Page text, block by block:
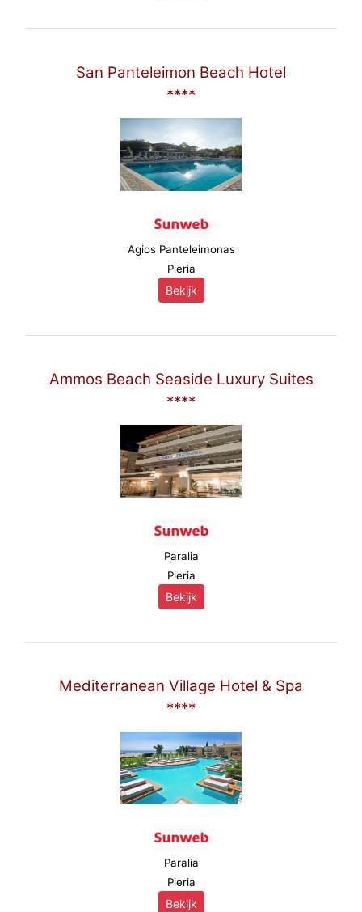
San Panteleimon Beach Hotel
****
Agios Panteleimonas
Pieria
Bekijk
Ammos Beach Seaside Luxury Suites
****
Paralia
Pieria
Bekijk
Mediterranean Village Hotel & Spa
****
Paralia
Pieria
Bekijk